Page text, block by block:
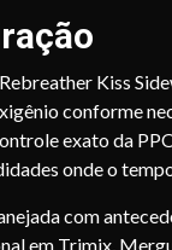
Kiss
conforme
exato da
onde o
com
em Trimix,